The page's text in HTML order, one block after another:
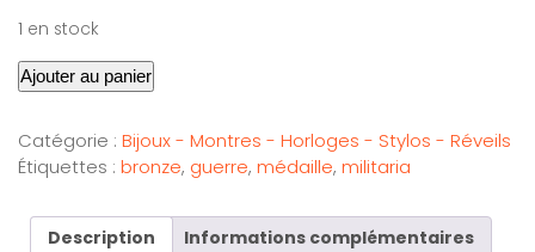
1 en stock
Ajouter au panier
Catégorie : Bijoux - Montres - Horloges - Stylos - Réveils
Étiquettes : bronze, guerre, médaille, militaria
Description Informations complémentaires